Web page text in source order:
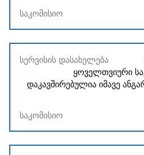
ყოველთვიური
დაკავშირებულია იმავე